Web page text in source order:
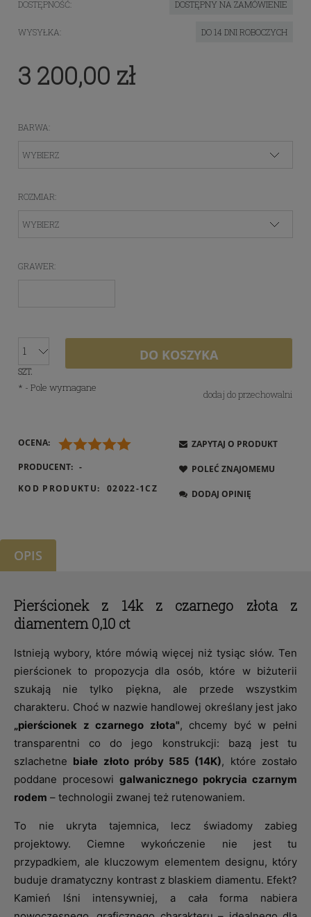
DOSTĘPNOŚĆ: DOSTĘPNY NA ZAMÓWIENIE
WYSYŁKA: DO 14 DNI ROBOCZYCH
3 200,00 zł
BARWA:
ROZMIAR:
GRAWER:
SZT.
DO KOSZYKA
dodaj do przechowalni
* - Pole wymagane
OCENA:
PRODUCENT: -
KOD PRODUKTU:
02022-1CZ
ZAPYTAJ O PRODUKT
POLEĆ ZNAJOMEMU
DODAJ OPINIĘ
OPIS
Pierścionek z 14k z czarnego złota z
diamentem 0,10 ct
Istnieją wybory, które mówią więcej niż tysiąc słów. Ten
pierścionek to propozycja dla osób, które w biżuterii
szukają nie tylko piękna, ale przede wszystkim
charakteru. Choć w nazwie handlowej określany jest jako
„pierścionek z czarnego złota", chcemy być w pełni
transparentni co do jego konstrukcji: bazą jest tu
szlachetne białe złoto próby 585 (14K), które zostało
poddane procesowi galwanicznego pokrycia czarnym
rodem – technologii zwanej też rutenowaniem.
To nie ukryta tajemnica, lecz świadomy zabieg
projektowy. Ciemne wykończenie nie jest tu
przypadkiem, ale kluczowym elementem designu, który
buduje dramatyczny kontrast z blaskiem diamentu. Efekt?
Kamień lśni intensywniej, a cała forma nabiera